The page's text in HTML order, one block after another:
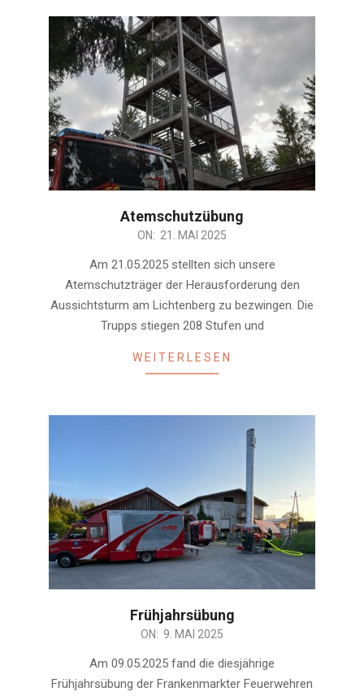
Atemschutzübung
ON: 21. MAI 2025
Am 21.05.2025 stellten sich unsere
Atemschutzträger der Herausforderung den
Aussichtsturm am Lichtenberg zu bezwingen. Die
Trupps stiegen 208 Stufen und
WEITERLESEN
Frühjahrsübung
ON: 9. MAI 2025
Am 09.05.2025 fand die diesjährige
Frühjahrsübung der Frankenmarkter Feuerwehren